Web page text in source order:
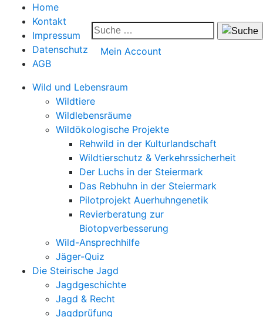
Home
Kontakt
Impressum
Datenschutz
AGB
Mein Account
Wild und Lebensraum
Wildtiere
Wildlebensräume
Wildökologische Projekte
Rehwild in der Kulturlandschaft
Wildtierschutz & Verkehrssicherheit
Der Luchs in der Steiermark
Das Rebhuhn in der Steiermark
Pilotprojekt Auerhuhngenetik
Revierberatung zur
Biotopverbesserung
Wild-Ansprechhilfe
Jäger-Quiz
Die Steirische Jagd
Jagdgeschichte
Jagd & Recht
Jagdprüfung